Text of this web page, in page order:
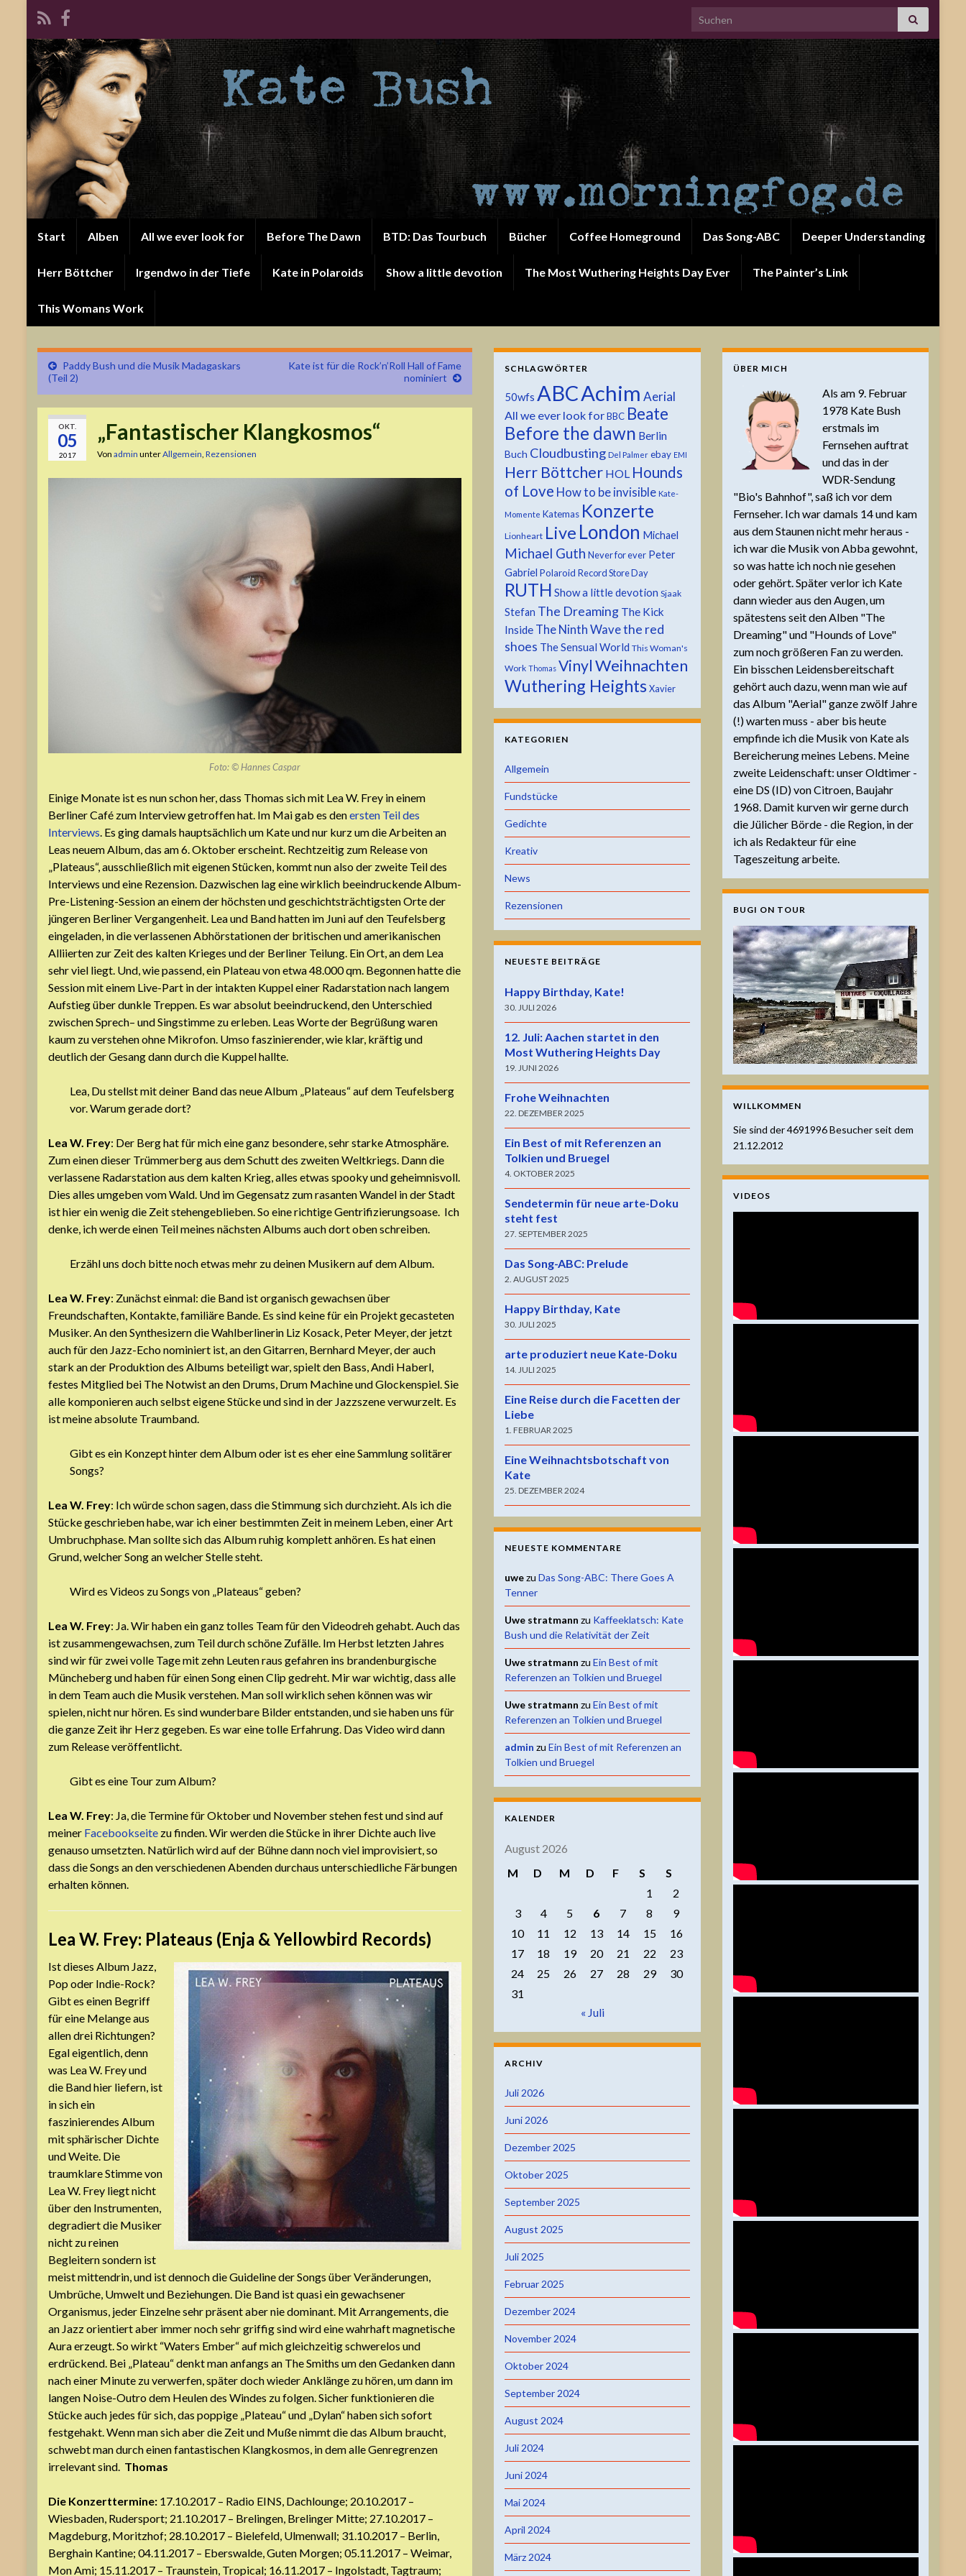
Search for:
Start Alben All we ever look for Before The Dawn BTD: Das Tourbuch Bücher Coffee Homeground Das Song-ABC Deeper Understanding
Herr Böttcher Irgendwo in der Tiefe Kate in Polaroids Show a little devotion The Most Wuthering Heights Day Ever The Painter’s Link
This Womans Work
Paddy Bush und die Musik Madagaskars
(Teil 2)
Kate ist für die Rock’n’Roll Hall of Fame
nominiert
OKT.
05
2017
„Fantastischer Klangkosmos“
Von admin unterAllgemein, Rezensionen
Foto: © Hannes Caspar
Einige Monate ist es nun schon her, dass Thomas sich mit Lea W. Frey in einem
Berliner Café zum Interview getroffen hat. Im Mai gab es denersten Teil des
Interviews. Es ging damals hauptsächlich um Kate und nur kurz um die Arbeiten an
Leas neuem Album, das am 6. Oktober erscheint. Rechtzeitig zum Release von
„Plateaus“, ausschließlich mit eigenen Stücken, kommt nun also der zweite Teil des
Interviews und eine Rezension. Dazwischen lag eine wirklich beeindruckende Album-
Pre-Listening-Session an einem der höchsten und geschichtsträchtigsten Orte der
jüngeren Berliner Vergangenheit. Lea und Band hatten im Juni auf den Teufelsberg
eingeladen, in die verlassenen Abhörstationen der britischen und amerikanischen
Alliierten zur Zeit des kalten Krieges und der Berliner Teilung. Ein Ort, an dem Lea
sehr viel liegt. Und, wie passend, ein Plateau von etwa 48.000 qm. Begonnen hatte die
Session mit einem Live-Part in der intakten Kuppel einer Radarstation nach langem
Aufstieg über dunkle Treppen. Es war absolut beeindruckend, den Unterschied
zwischen Sprech– und Singstimme zu erleben. Leas Worte der Begrüßung waren
kaum zu verstehen ohne Mikrofon. Umso faszinierender, wie klar, kräftig und
deutlich der Gesang dann durch die Kuppel hallte.
Lea, Du stellst mit deiner Band das neue Album „Plateaus“ auf dem Teufelsberg
vor. Warum gerade dort?
Lea W. Frey: Der Berg hat für mich eine ganz besondere, sehr starke Atmosphäre.
Zum einen dieser Trümmerberg aus dem Schutt des zweiten Weltkriegs. Dann die
verlassene Radarstation aus dem kalten Krieg, alles etwas spooky und geheimnisvoll.
Dies alles umgeben vom Wald. Und im Gegensatz zum rasanten Wandel in der Stadt
ist hier ein wenig die Zeit stehengeblieben. So eine richtige Gentrifizierungsoase. Ich
denke, ich werde einen Teil meines nächsten Albums auch dort oben schreiben.
Erzähl uns doch bitte noch etwas mehr zu deinen Musikern auf dem Album.
Lea W. Frey: Zunächst einmal: die Band ist organisch gewachsen über
Freundschaften, Kontakte, familiäre Bande. Es sind keine für ein Projekt gecasteten
Musiker. An den Synthesizern die Wahlberlinerin Liz Kosack, Peter Meyer, der jetzt
auch für den Jazz-Echo nominiert ist, an den Gitarren, Bernhard Meyer, der auch
stark an der Produktion des Albums beteiligt war, spielt den Bass, Andi Haberl,
festes Mitglied bei The Notwist an den Drums, Drum Machine und Glockenspiel. Sie
alle komponieren auch selbst eigene Stücke und sind in der Jazzszene verwurzelt. Es
ist meine absolute Traumband.
Gibt es ein Konzept hinter dem Album oder ist es eher eine Sammlung solitärer
Songs?
Lea W. Frey: Ich würde schon sagen, dass die Stimmung sich durchzieht. Als ich die
Stücke geschrieben habe, war ich einer bestimmten Zeit in meinem Leben, einer Art
Umbruchphase. Man sollte sich das Album ruhig komplett anhören. Es hat einen
Grund, welcher Song an welcher Stelle steht.
Wird es Videos zu Songs von „Plateaus“ geben?
Lea W. Frey: Ja. Wir haben ein ganz tolles Team für den Videodreh gehabt. Auch das
ist zusammengewachsen, zum Teil durch schöne Zufälle. Im Herbst letzten Jahres
sind wir für zwei volle Tage mit zehn Leuten raus gefahren ins brandenburgische
Müncheberg und haben für einen Song einen Clip gedreht. Mir war wichtig, dass alle
in dem Team auch die Musik verstehen. Man soll wirklich sehen können was wir
spielen, nicht nur hören. Es sind wunderbare Bilder entstanden, und sie haben uns für
die ganze Zeit ihr Herz gegeben. Es war eine tolle Erfahrung. Das Video wird dann
zum Release veröffentlicht.
Gibt es eine Tour zum Album?
Lea W. Frey: Ja, die Termine für Oktober und November stehen fest und sind auf
meiner Facebookseite zu finden. Wir werden die Stücke in ihrer Dichte auch live
genauso umsetzten. Natürlich wird auf der Bühne dann noch viel improvisiert, so
dass die Songs an den verschiedenen Abenden durchaus unterschiedliche Färbungen
erhalten können.
Lea W. Frey: Plateaus (Enja & Yellowbird Records)
Ist dieses Album Jazz,
Pop oder Indie-Rock?
Gibt es einen Begriff
für eine Melange aus
allen drei Richtungen?
Egal eigentlich, denn
was Lea W. Frey und
die Band hier liefern, ist
in sich ein
faszinierendes Album
mit sphärischer Dichte
und Weite. Die
traumklare Stimme von
Lea W. Frey liegt nicht
über den Instrumenten,
degradiert die Musiker
nicht zu reinen
Begleitern sondern ist
meist mittendrin, und ist dennoch die Guideline der Songs über Veränderungen,
Umbrüche, Umwelt und Beziehungen. Die Band ist quasi ein gewachsener
Organismus, jeder Einzelne sehr präsent aber nie dominant. Mit Arrangements, die
an Jazz orientiert aber immer noch sehr griffig sind wird eine wahrhaft magnetische
Aura erzeugt. So wirkt “Waters Ember“ auf mich gleichzeitig schwerelos und
erdrückend. Bei „Plateau“ denkt man anfangs an The Smiths um den Gedanken dann
nach einer Minute zu verwerfen, später doch wieder Anklänge zu hören, um dann im
langen Noise-Outro dem Heulen des Windes zu folgen. Sicher funktionieren die
Stücke auch jedes für sich, das poppige „Plateau“ und „Dylan“ haben sich sofort
festgehakt. Wenn man sich aber die Zeit und Muße nimmt die das Album braucht,
schwebt man durch einen fantastischen Klangkosmos, in dem alle Genregrenzen
irrelevant sind. Thomas
Die Konzerttermine: 17.10.2017 – Radio EINS, Dachlounge; 20.10.2017 –
Wiesbaden, Rudersport; 21.10.2017 – Brelingen, Brelinger Mitte; 27.10.2017 –
Magdeburg, Moritzhof; 28.10.2017 – Bielefeld, Ulmenwall; 31.10.2017 – Berlin,
Berghain Kantine; 04.11.2017 – Eberswalde, Guten Morgen; 05.11.2017 – Weimar,
Mon Ami; 15.11.2017 – Traunstein, Tropical; 16.11.2017 – Ingolstadt, Tagtraum;
SCHLAGWÖRTER
50wfs ABCAchim Aerial
All we ever look forBBC Beate
Before the dawn Berlin
Buch Cloudbusting Del Palmer ebay EMI
Herr Böttcher HOL Hounds
of Love How to be invisible Kate-
Momente Katemas Konzerte
Lionheart Live London Michael
Michael Guth Never for ever Peter
Gabriel Polaroid Record Store Day
RUTH Show a little devotion Sjaak
Stefan The Dreaming The Kick
Inside The Ninth Wavethe red
shoes The Sensual World This Woman's
Work Thomas VinylWeihnachten
Wuthering Heights Xavier
KATEGORIEN
Allgemein
Fundstücke
Gedichte
Kreativ
News
Rezensionen
NEUESTE BEITRÄGE
Happy Birthday, Kate!
30. JULI 2026
12. Juli: Aachen startet in den
Most Wuthering Heights Day
19. JUNI 2026
Frohe Weihnachten
22. DEZEMBER 2025
Ein Best of mit Referenzen an
Tolkien und Bruegel
4. OKTOBER 2025
Sendetermin für neue arte-Doku
steht fest
27. SEPTEMBER 2025
Das Song-ABC: Prelude
2. AUGUST 2025
Happy Birthday, Kate
30. JULI 2025
arte produziert neue Kate-Doku
14. JULI 2025
Eine Reise durch die Facetten der
Liebe
1. FEBRUAR 2025
Eine Weihnachtsbotschaft von
Kate
25. DEZEMBER 2024
NEUESTE KOMMENTARE
uwezu Das Song-ABC: There Goes A
Tenner
Uwe stratmann zu Kaffeeklatsch: Kate
Bush und die Relativität der Zeit
Uwe stratmann zu Ein Best of mit
Referenzen an Tolkien und Bruegel
Uwe stratmann zu Ein Best of mit
Referenzen an Tolkien und Bruegel
admin zu Ein Best of mit Referenzen an
Tolkien und Bruegel
KALENDER
August 2026
M
D M D F S
S
1
2
3
4 5 6 7 8
9
10
11 12 13 14 15
16
17
18 19 20 21 22
23
24
25 26 27 28 29
30
31
« Juli
ARCHIV
Juli 2026
Juni 2026
Dezember 2025
Oktober 2025
September 2025
August 2025
Juli 2025
Februar 2025
Dezember 2024
November 2024
Oktober 2024
September 2024
August 2024
Juli 2024
Juni 2024
Mai 2024
April 2024
März 2024
ÜBER MICH
Als am 9. Februar
1978 Kate Bush
erstmals im
Fernsehen auftrat
und das in der
WDR-Sendung
"Bio's Bahnhof", saß ich vor dem
Fernseher. Ich war damals 14 und kam
aus dem Staunen nicht mehr heraus -
ich war die Musik von Abba gewohnt,
so was hatte ich noch nie gesehen
oder gehört. Später verlor ich Kate
dann wieder aus den Augen, um
spätestens seit den Alben "The
Dreaming" und "Hounds of Love"
zum noch größeren Fan zu werden.
Ein bisschen Leidensbereitschaft
gehört auch dazu, wenn man wie auf
das Album "Aerial" ganze zwölf Jahre
(!) warten muss - aber bis heute
empfinde ich die Musik von Kate als
Bereicherung meines Lebens. Meine
zweite Leidenschaft: unser Oldtimer -
eine DS (ID) von Citroen, Baujahr
1968. Damit kurven wir gerne durch
die Jülicher Börde - die Region, in der
ich als Redakteur für eine
Tageszeitung arbeite.
BUGI ON TOUR
WILLKOMMEN
Sie sind der4691996Besucher seit dem
21.12.2012
VIDEOS